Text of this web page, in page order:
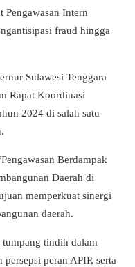
Intern
fraud hingga
Sulawesi Tenggara
Rapat Koordinasi
2024 di salah satu
Berdampak
Daerah di
memperkuat sinergi
daerah.
tindih dalam
peran APIP, serta